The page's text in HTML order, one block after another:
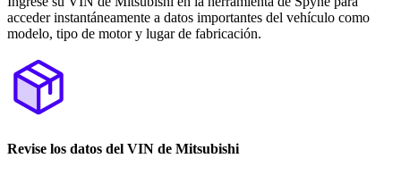
acceder instantáneamente a datos importantes del vehículo como
modelo, tipo de motor y lugar de fabricación.
Revise los datos del VIN de Mitsubishi